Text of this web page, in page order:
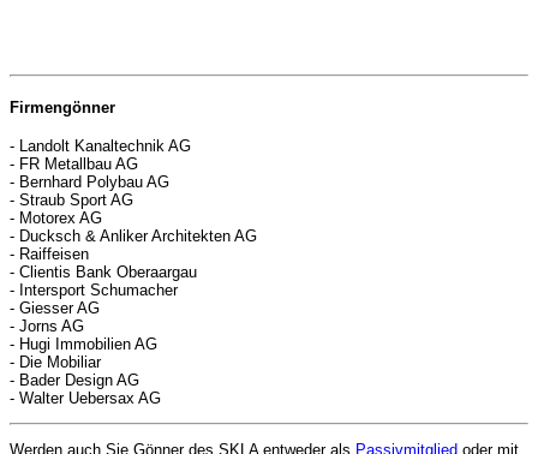
Firmengönner
- Landolt Kanaltechnik AG
- FR Metallbau AG
- Bernhard Polybau AG
- Straub Sport AG
- Motorex AG
- Ducksch & Anliker Architekten AG
- Raiffeisen
- Clientis Bank Oberaargau
- Intersport Schumacher
- Giesser AG
- Jorns AG
- Hugi Immobilien AG
- Die Mobiliar
- Bader Design AG
- Walter Uebersax AG
Werden auch Sie Gönner des SKLA entweder als Passivmitglied oder mit